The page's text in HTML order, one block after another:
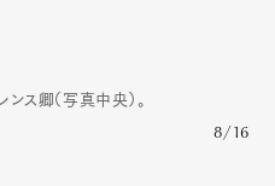
ス卿（写真中央）。
8/16